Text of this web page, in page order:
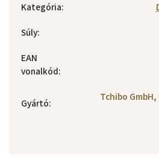
Kategória:
Súly:
EAN
vonalkód:
Gyártó:
Tchibo